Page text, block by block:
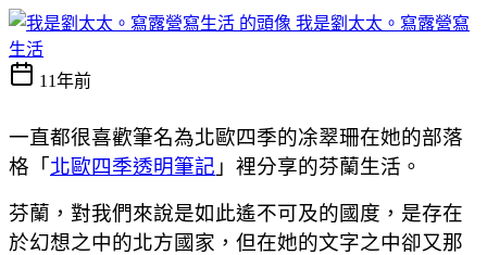
我是劉太太。寫露營寫
生活
11年前
一直都很喜歡筆名為北歐四季的凃翠珊在她的部落
格「 北歐四季透明筆記 」裡分享的芬蘭生活。
芬蘭，對我們來說是如此遙不可及的國度 ，是存在
於幻想之中的北方國家 ，但在她的文字之中卻又那